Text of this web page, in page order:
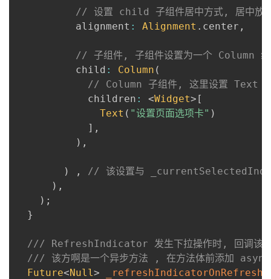
// 设置 child 子组件居中方式, 居中放
          alignment
: Alignment . center ,
// 子组件, 子组件设置为一个 Column 组
          child
: Column (
// Column 子组件, 这里设置 Text
            children
: <Widget> [
Text ( "设置页面选项卡" )
] ,
) ,
) ,
// 该设置与
) ,
) ;
}
/// RefreshIndicator 发生下拉操作时, 回调该
/// 该方啊是一个异步方法 , 在方法体前添加
Future<Null> _refreshIndicatorOnRefresh